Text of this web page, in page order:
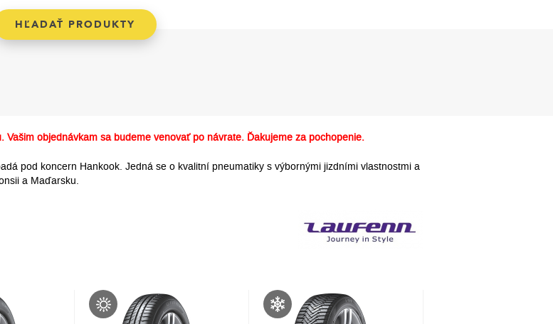
Vašim objednávkam sa budeme venovať po návrate. Ďakujeme za pochopenie.
pod koncern Hankook. Jedná se o kvalitní pneumatiky s výbornými jizdními vlastnostmi a
a Maďarsku.